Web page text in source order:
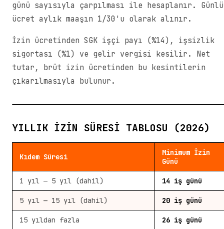
günü sayısıyla çarpılması ile hesaplanır.
ücret aylık maaşın 1/30'u olarak alınır.
İzin ücretinden SGK işçi payı (%14), işsizlik
sigortası (%1) ve gelir vergisi kesilir. Net
tutar, brüt izin ücretinden bu kesintilerin
çıkarılmasıyla bulunur.
YILLIK İZIN SÜRESI TABLOSU (2026)
Kıdem Süresi
Minimum İzin
Günü
1 yıl — 5 yıl (dahil) 14 iş günü
5 yıl — 15 yıl (dahil) 20 iş günü
15 yıldan fazla 26 iş günü